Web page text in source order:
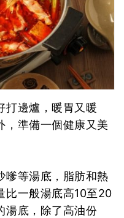
打邊爐，暖胃又暖
，準備一個健康又美
嗲等湯底，脂肪和熱
比一般湯底高10至20
湯底，除了高油份